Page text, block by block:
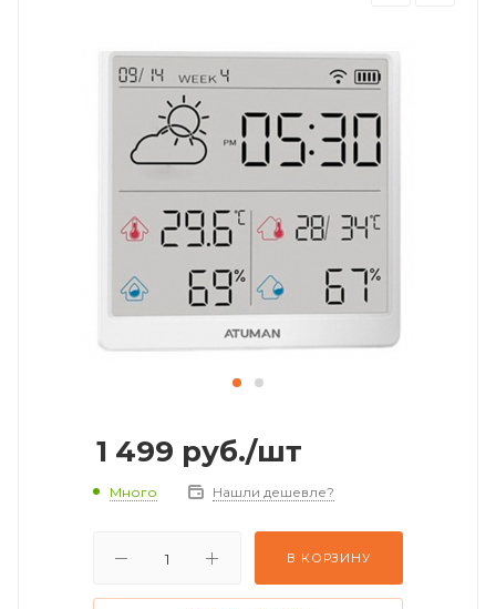
1 499 руб./шт
Много Нашли дешевле?
В КОРЗИНУ